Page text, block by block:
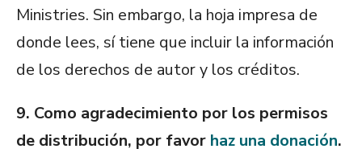
Ministries. Sin embargo, la hoja impresa de
donde lees, sí tiene que incluir la información
de los derechos de autor y los créditos.
9. Como agradecimiento por los permisos
de distribución, por favor haz una donación.